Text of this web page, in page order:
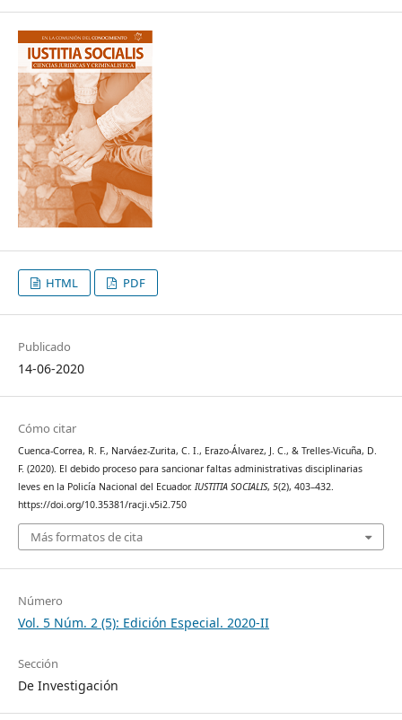
HTML PDF
Publicado
14-06-2020
Cómo citar
Cuenca-Correa, R. F., Narváez-Zurita, C. I., Erazo-Álvarez, J. C., & Trelles-Vicuña, D.
F. (2020). El debido proceso para sancionar faltas administrativas disciplinarias
leves en la Policía Nacional del Ecuador. IUSTITIA SOCIALIS, 5(2), 403–432.
https://doi.org/10.35381/racji.v5i2.750
Más formatos de cita
Número
Vol. 5 Núm. 2 (5): Edición Especial. 2020-II
Sección
De Investigación